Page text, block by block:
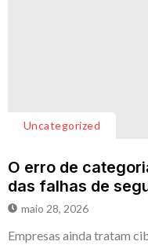
Uncategorized
O erro de
das falhas de
maio 28, 2026
Empresas ainda tratam